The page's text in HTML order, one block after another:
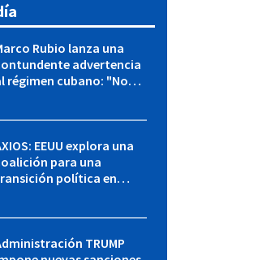
Rubio lanza una
advertencia
régimen cubano: "No
EEUU explora una
para una
política en
TRUMP